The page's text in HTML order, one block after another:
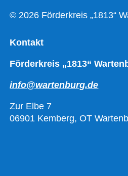
© 2026 Förderkreis „1813“
Kontakt
Förderkreis „1813“
info@wartenburg.de
Zur Elbe 7
06901 Kemberg, OT